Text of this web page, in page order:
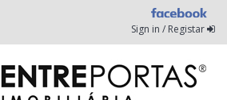
Sign in / Registar